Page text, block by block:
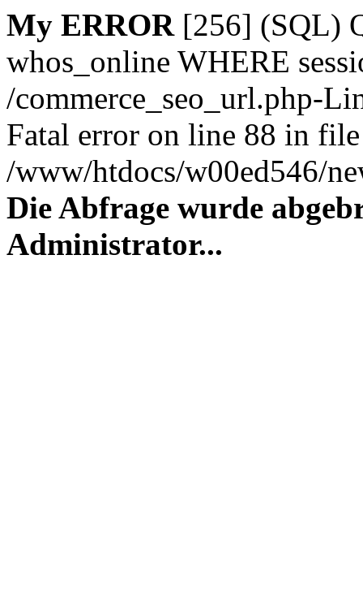
My ERROR[256] (SQL)
whos_online WHERE
/commerce_seo_url.php-
Fatal error on line 88 in file
/www/htdocs/w00ed546/
Die Abfrage wurde
Administrator...